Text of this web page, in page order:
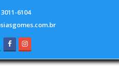
6104
TwitterFacebook